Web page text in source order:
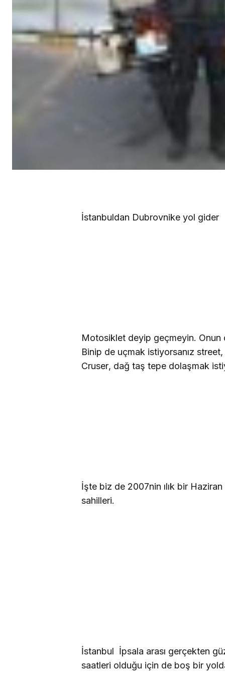
İstanbuldan Dubrovnike yol gider
Motosiklet deyip geçmeyin.
Binip de uçmak istiyorsanız
Cruser, dağ taş tepe dolaşmak
İşte biz de 2007nin ılık bir
sahilleri.
İstanbul  İpsala arası gerçekten
saatleri olduğu için de boş bir